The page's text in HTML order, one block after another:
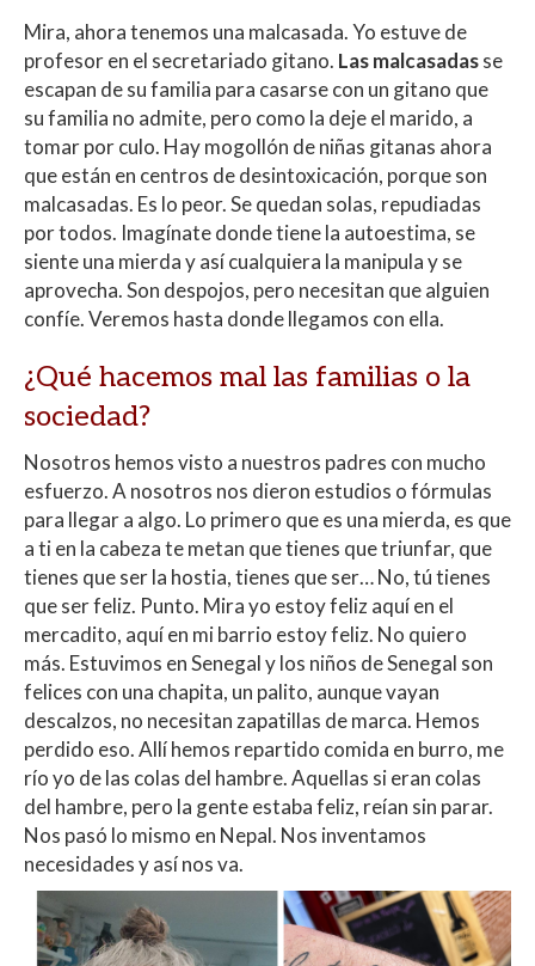
Mira, ahora tenemos una malcasada. Yo estuve de
profesor en el secretariado gitano. Las malcasadasse
escapan de su familia para casarse con un gitano que
su familia no admite, pero como la deje el marido, a
tomar por culo. Hay mogollón de niñas gitanas ahora
que están en centros de desintoxicación, porque son
malcasadas. Es lo peor. Se quedan solas, repudiadas
por todos. Imagínate donde tiene la autoestima, se
siente una mierda y así cualquiera la manipula y se
aprovecha. Son despojos, pero necesitan que alguien
confíe. Veremos hasta donde llegamos con ella.
¿Qué hacemos mal las familias o la
sociedad?
Nosotros hemos visto a nuestros padres con mucho
esfuerzo. A nosotros nos dieron estudios o fórmulas
para llegar a algo. Lo primero que es una mierda, es que
a ti en la cabeza te metan que tienes que triunfar, que
tienes que ser la hostia, tienes que ser… No, tú tienes
que ser feliz. Punto. Mira yo estoy feliz aquí en el
mercadito, aquí en mi barrio estoy feliz. No quiero
más. Estuvimos en Senegal y los niños de Senegal son
felices con una chapita, un palito, aunque vayan
descalzos, no necesitan zapatillas de marca. Hemos
perdido eso. Allí hemos repartido comida en burro, me
río yo de las colas del hambre. Aquellas si eran colas
del hambre, pero la gente estaba feliz, reían sin parar.
Nos pasó lo mismo en Nepal. Nos inventamos
necesidades y así nos va.